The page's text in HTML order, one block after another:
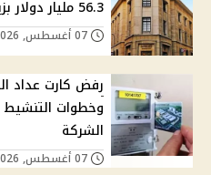
56.3 مليار دولار بزيادة 1.23 مليار في يوليو
رفض كارت عداد
وخطوات التنشيط
الشركة